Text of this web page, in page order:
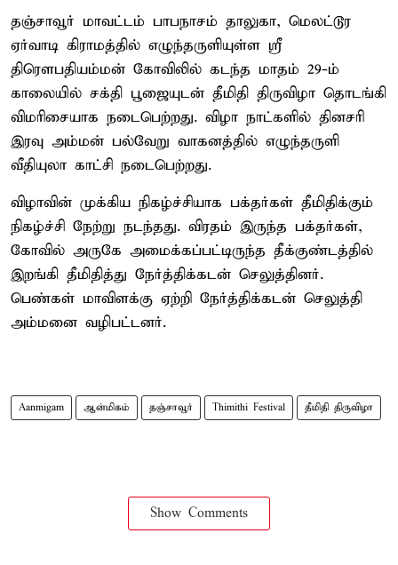
தஞ்சாவூர் மாவட்டம் பாபநாசம் தாலுகா, மெலட்டூர
ஏர்வாடி கிராமத்தில் எழுந்தருளியுள்ள ஸ்ரீ
திரௌபதியம்மன் கோவிலில் கடந்த மாதம் 29-ம்
காலையில் சக்தி பூஜையுடன் தீமிதி திருவிழா தொடங்கி
விமரிசையாக நடைபெற்றது. விழா நாட்களில் தினசரி
இரவு அம்மன் பல்வேறு வாகனத்தில் எழுந்தருளி
வீதியுலா காட்சி நடைபெற்றது.
விழாவின் முக்கிய நிகழ்ச்சியாக பக்தர்கள் தீமிதிக்கும்
நிகழ்ச்சி நேற்று நடந்தது. விரதம் இருந்த பக்தர்கள்,
கோவில் அருகே அமைக்கப்பட்டிருந்த தீக்குண்டத்தில்
இறங்கி தீமிதித்து நேர்த்திக்கடன் செலுத்தினர்.
பெண்கள் மாவிளக்கு ஏற்றி நேர்த்திக்கடன் செலுத்தி
அம்மனை வழிபட்டனர்.
Aanmigam ஆன்மிகம் தஞ்சாவூர் Thimithi Festival தீமிதி திருவிழா
Show Comments